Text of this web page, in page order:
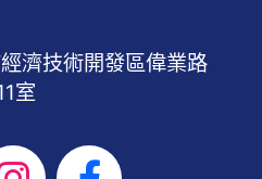
濟技術開發區偉業路
室